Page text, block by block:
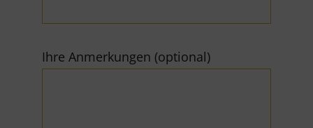
Ihre Anmerkungen (optional)